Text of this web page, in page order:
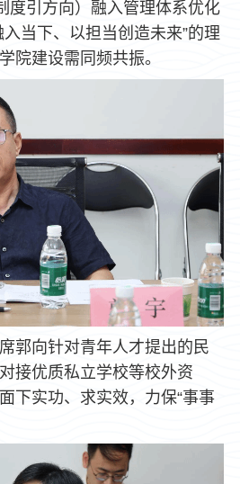
度引方向）融入管理体系优化
当下、以担当创造未来”的理
院建设需同频共振。
郭向针对青年人才提出的民
接优质私立学校等校外资
下实功、求实效，力保“事事